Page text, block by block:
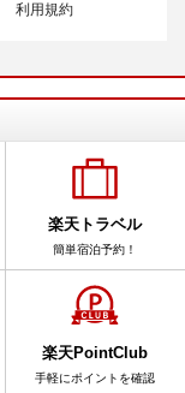
利用規約
楽天トラベル
簡単宿泊予約！
楽天PointClub
手軽にポイントを確認